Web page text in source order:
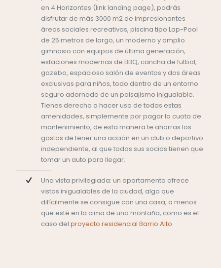
en 4 Horizontes (link landing page), podrás
disfrutar de más 3000 m2 de impresionantes
áreas sociales recreativas, piscina tipo Lap-Pool
de 25 metros de largo, un moderno y amplio
gimnasio con equipos de última generación,
estaciones modernas de BBQ, cancha de futbol,
gazebo, espacioso salón de eventos y dos áreas
exclusivas para niños, todo dentro de un entorno
seguro adornado de un paisajismo inigualable.
Tienes derecho a hacer uso de todas estas
amenidades, simplemente por pagar la cuota de
mantenimiento, de esta manera te ahorras los
gastos de tener una acción en un club o deportivo
independiente, al que todos sus socios tienen que
tomar un auto para llegar.
Una vista privilegiada: un apartamento ofrece
vistas inigualables de la ciudad, algo que
difícilmente se consigue con una casa, a menos
que esté en la cima de una montaña, como es el
caso del proyecto residencial Barrio Alto